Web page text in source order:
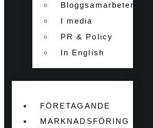
Bloggsamarbeten
I media
PR & Policy
In English
FÖRETAGANDE
MARKNADSFÖRING